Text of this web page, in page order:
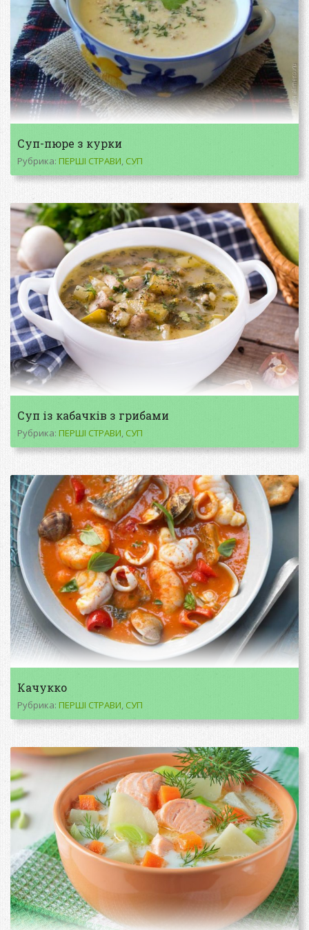
Суп-пюре з курки
Рубрика: ПЕРШІ СТРАВИ, СУП
Суп із кабачків з грибами
Рубрика: ПЕРШІ СТРАВИ, СУП
Качукко
Рубрика: ПЕРШІ СТРАВИ, СУП